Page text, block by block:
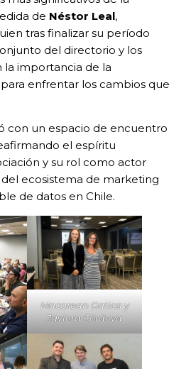
de Néstor Leal,
tras finalizar su período
del directorio y los
la importancia de la
enfrentar los cambios que
con un espacio de encuentro
el espíritu
y su rol como actor
ecosistema de marketing
de datos en Chile.
Macarean Gatica y
Javiera Córdova